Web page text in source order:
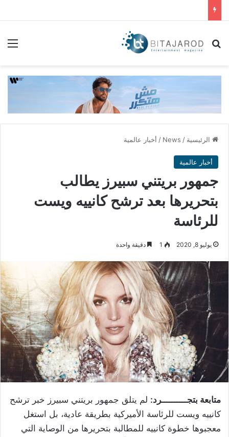
بحث عن
الرئيسية /
News
/ أخبار عالمية
أخبار عالمية
جمهور بريتني سبيرز يطالب
بتحريرها بعد ترشح كانييه ويست
للرئاسة
يوليو 8, 2020 1 دقيقة واحدة
متابعة بتجــــــــــرد: لم يتلق جمهور بريتني سبيرز خبر ترشح
كانييه ويست للرئاسة الأميركية بطريقة عادية، بل استغل
معجبوها خطوة كانييه للمطالبة بتحريرها من الوصاية التي